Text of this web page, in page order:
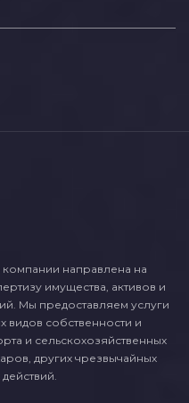
направлена на
имущества, активов и
Мы предоставляем услуги
видов собственности и
и сельскохозяйственных
других чрезвычайных